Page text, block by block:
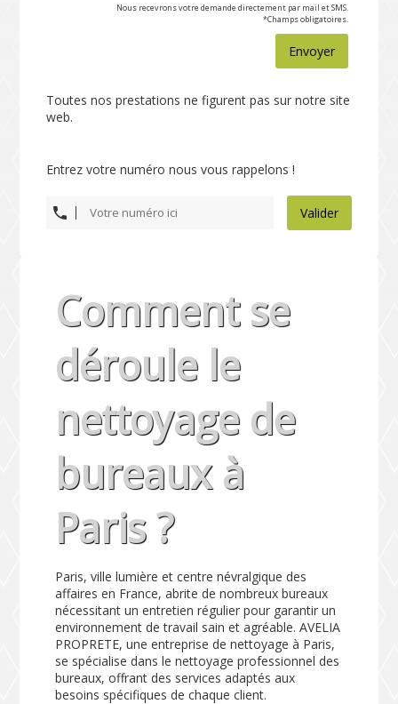
Nous recevrons votre demande directement par mail et SMS.
*Champs obligatoires.
Envoyer
Toutes nos prestations ne figurent pas sur notre site
web.
Entrez votre numéro nous vous rappelons !
Valider
Comment se
déroule le
nettoyage de
bureaux à
Paris ?
Paris, ville lumière et centre névralgique des
affaires en France, abrite de nombreux bureaux
nécessitant un entretien régulier pour garantir un
environnement de travail sain et agréable. AVELIA
PROPRETE, une entreprise de nettoyage à Paris,
se spécialise dans le nettoyage professionnel des
bureaux, offrant des services adaptés aux
besoins spécifiques de chaque client.